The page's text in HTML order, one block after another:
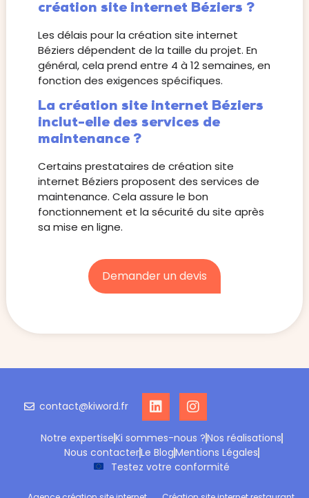
création site internet Béziers ?
Les délais pour la création site internet
Béziers dépendent de la taille du projet. En
général, cela prend entre 4 à 12 semaines, en
fonction des exigences spécifiques.
La création site internet Béziers
inclut-elle des services de
maintenance ?
Certains prestataires de création site
internet Béziers proposent des services de
maintenance. Cela assure le bon
fonctionnement et la sécurité du site après
sa mise en ligne.
Demander un devis
contact@kiword.fr
Notre expertiseKi sommes-nous ?Nos réalisations
Nous contacterLe BlogMentions Légales
Testez votre conformité